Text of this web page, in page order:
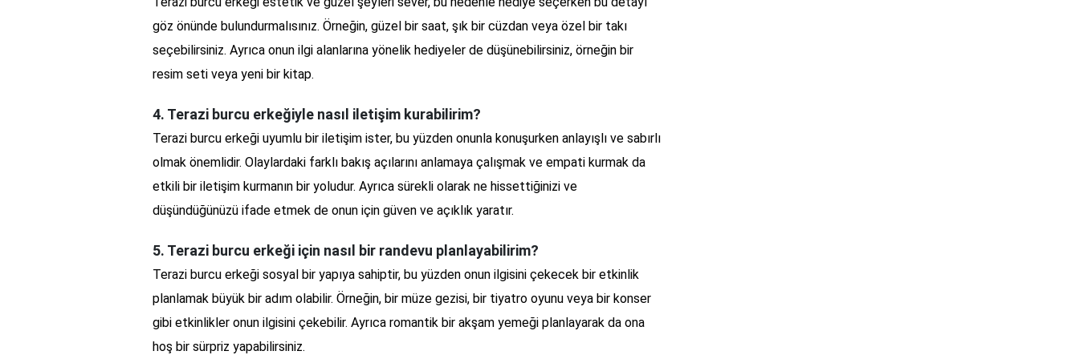
göz önünde bulundurmalısınız. Örneğin, güzel bir saat, şık bir cüzdan veya özel bir takı
seçebilirsiniz. Ayrıca onun ilgi alanlarına yönelik hediyeler de düşünebilirsiniz, örneğin bir
resim seti veya yeni bir kitap.
4. Terazi burcu erkeğiyle nasıl iletişim kurabilirim?
Terazi burcu erkeği uyumlu bir iletişim ister, bu yüzden onunla konuşurken anlayışlı ve sabırlı
olmak önemlidir. Olaylardaki farklı bakış açılarını anlamaya çalışmak ve empati kurmak da
etkili bir iletişim kurmanın bir yoludur. Ayrıca sürekli olarak ne hissettiğinizi ve
düşündüğünüzü ifade etmek de onun için güven ve açıklık yaratır.
5. Terazi burcu erkeği için nasıl bir randevu planlayabilirim?
Terazi burcu erkeği sosyal bir yapıya sahiptir, bu yüzden onun ilgisini çekecek bir etkinlik
planlamak büyük bir adım olabilir. Örneğin, bir müze gezisi, bir tiyatro oyunu veya bir konser
gibi etkinlikler onun ilgisini çekebilir. Ayrıca romantik bir akşam yemeği planlayarak da ona
hoş bir sürpriz yapabilirsiniz.